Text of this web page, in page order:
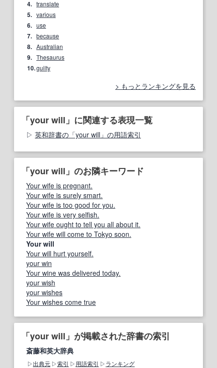
4. translate
5. various
6. use
7. because
8. Australian
9. Thesaurus
10.guilty
もっとランキングを見る
「your will」に関連する表現一覧
英和辞書の「your will」の用語索引
「your will」のお隣キーワード
Your wife is pregnant.
Your wife is surely smart.
Your wife is too good for you.
Your wife is very selfish.
Your wife ought to tell you all about it.
Your wife will come to Tokyo soon.
Your will
Your will hurt yourself.
your win
Your wine was delivered today.
your wish
your wishes
Your wishes come true
「your will」が掲載された辞書の索引
斎藤和英大辞典
出典元 索引 用語索引 ランキング